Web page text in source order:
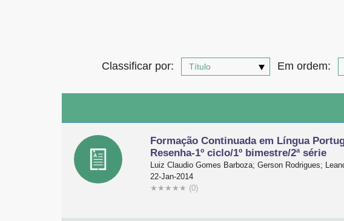
Classificar por: Em ordem:
Formação Continuada em Língua
Resenha-1º ciclo/1º bimestre/2ª série
Luiz Claudio Gomes Barboza; Gerson Rodrigues;
22-Jan-2014
★ ★ ★ ★ ★ (0)